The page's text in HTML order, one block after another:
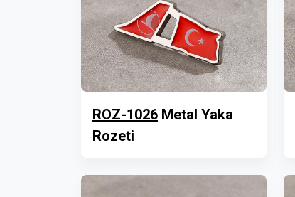
ROZ-1026 Metal Yaka
Rozeti